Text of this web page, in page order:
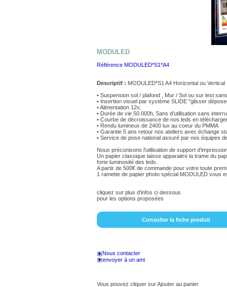
MODULED
Référence MODULED*S1*A4
Descriptif : MODULED*S1 A4 Horizontal ou Vertical
• Suspension sol / plafond , Mur / Sol ou sur lest
• Insertion visuel par système SLIDE "glisser
• Alimentation 12v,
• Durée de vie 50.000h, 5ans d'utilisation sans
• Courbe de décroissance de nos leds en
• Rendu lumineux de 2400 lux au coeur du PMMA
• Garantie 5 ans retour nos ateliers avec échange
• Service de pose national assuré par nos équipes
Nous préconisons l'utilisation de support
Un papier classique laisse apparaitre la trame du
forte luminosité des leds.
A partir de 500€ de commande pour votre toute
1 ramette de papier photo spécial MODULED vous
cliquez sur plus d'infos ci dessous
pour les options proposées
Consulter la fiche produit
Nous contacter
envoyer à un ami
Vous pouvez cliquer sur Ajouter au panier